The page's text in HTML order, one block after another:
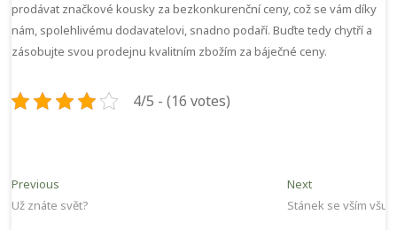
prodávat značkové kousky za bezkonkurenční ceny, což se vám díky
nám, spolehlivému dodavatelovi, snadno podaří. Buďte tedy chytří a
zásobujte svou prodejnu kvalitním zbožím za báječné ceny.
4/5 - (16 votes)
Navigace
pro
Previous
post:
Už znáte svět?
NextNext
post:
Stánek se vším